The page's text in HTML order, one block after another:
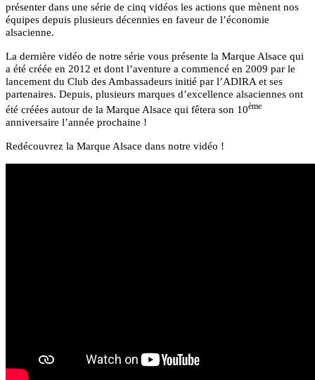
présenter dans une série de cinq vidéos les actions que mènent nos
équipes depuis plusieurs décennies en faveur de l’économie
alsacienne.
La dernière vidéo de notre série vous présente la Marque Alsace qui
a été créée en 2012 et dont l’aventure a commencé en 2009 par le
lancement du Club des Ambassadeurs initié par l’ADIRA et ses
partenaires. Depuis, plusieurs marques d’excellence alsaciennes ont
été créées autour de la Marque Alsace qui fêtera son 10ème
anniversaire l’année prochaine !
Redécouvrez la Marque Alsace dans notre vidéo !